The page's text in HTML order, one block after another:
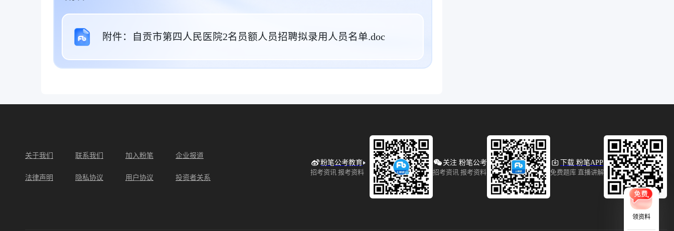
附件：自贡市第四人民医院2名员额人员招聘拟录用人员名单.doc
领资料
关于我们 联系我们 加入粉笔 企业报道
法律声明 隐私协议 用户协议 投资者关系
粉笔公考教育
招考资讯 报考资料
关注 粉笔公考
招考资讯 报考资料
下载 粉笔APP
免费题库 直播讲解